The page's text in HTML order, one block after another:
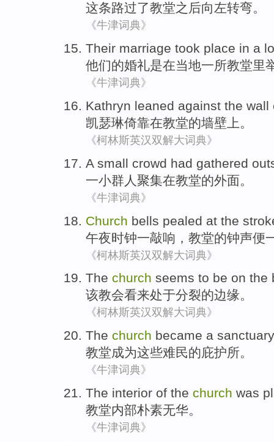
这条路过了教堂之后向左转弯。
《牛津词典》
Their marriage took place in a
他们的婚礼是在当地一所教堂里
《牛津词典》
Kathryn leaned against the wall
凯瑟琳倚靠在教堂的墙壁上。
《柯林斯英汉双解大词典》
A small crowd had gathered
一小群人 聚集在教堂的外面。
《牛津词典》
Church bells pealed at the
午夜时钟一敲响， 教堂的钟声便
《柯林斯英汉双解大词典》
The church seems to be on the
该教会看来处于分裂的边缘。
《柯林斯英汉双解大词典》
The church became a
教堂成为这些难民的庇护所。
《牛津词典》
The interior of the church was
教堂内部朴素无华。
《牛津词典》